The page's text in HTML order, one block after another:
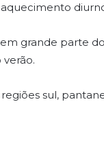
grande parte
sul,